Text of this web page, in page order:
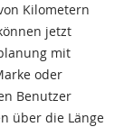
Kilometern
jetzt
mit
oder
Benutzer
über die Länge